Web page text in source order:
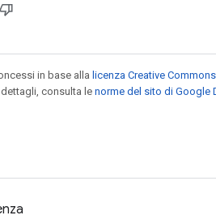
in base alla licenza Creative
dettagli, consulta le norme del sito di Google